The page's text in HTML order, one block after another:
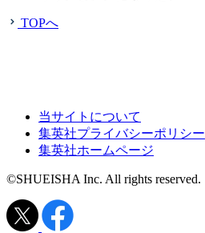
TOPへ
当サイトについて
集英社プライバシーポリシー
集英社ホームページ
©SHUEISHA Inc. All rights reserved.